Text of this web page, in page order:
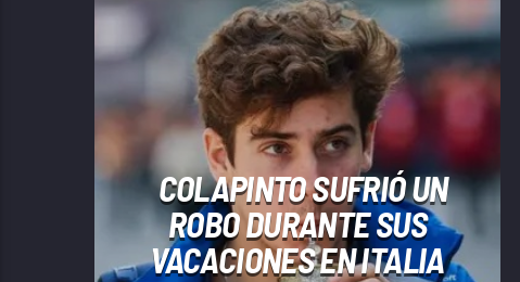
COLAPINTO SUFRIÓ UN
ROBO DURANTE SUS
VACACIONES EN ITALIA